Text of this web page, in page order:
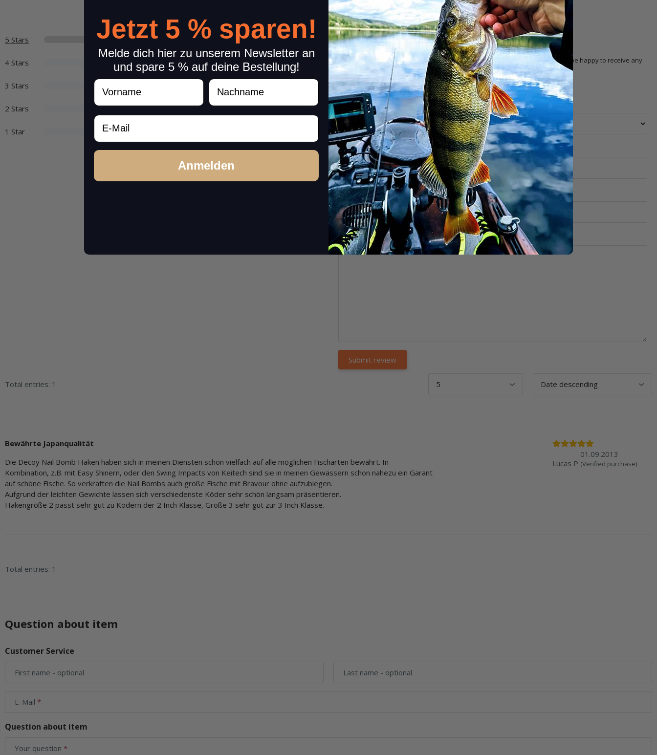
5 Stars 1 Reviews
4 Stars 0 Reviews
3 Stars 0 Reviews
2 Stars 0 Reviews
1 Star
Share your experiences with other customers!
Please rate only your experience with the product. Our customer service will be happy to receive any
other concerns (feedback on product selection, pricing, order, delivery, etc.).
Item review
Stars:*
Name:*
Headline:*
Comment:*
Total entries: 1
Bewährte Japanqualität
Die Decoy Nail Bomb Haken haben sich in meinen Diensten schon vielfach auf alle möglichen Fischarten bewährt. In
Kombination, z.B. mit Easy Shinern, oder den Swing Impacts von Keitech sind sie in meinen Gewässern schon nahezu ein Garant
auf schöne Fische. So verkraften die Nail Bombs auch große Fische mit Bravour ohne aufzubiegen.
Aufgrund der leichten Gewichte lassen sich verschiedenste Köder sehr schön langsam präsentieren.
Hakengröße 2 passt sehr gut zu Ködern der 2 Inch Klasse, Größe 3 sehr gut zur 3 Inch Klasse.
Lucas P
01.09.2013
(Verified purchase)
Total entries: 1
Question about item
Customer Service
First name - optional Last name - optional
E-Mail
Question about item
Your question
Jetzt 5 % sparen!
Melde dich hier zu unserem Newsletter an
und spare 5 % auf deine Bestellung!
Vorname Nachname
Email
Anmelden